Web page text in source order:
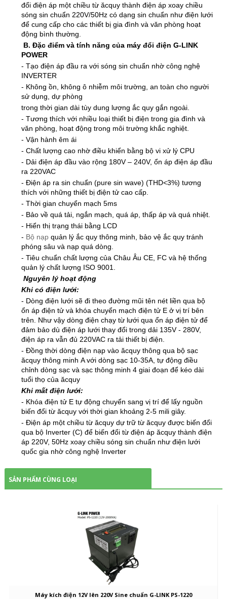
đổi điện áp một chiều từ ăcquy thành điện áp xoay chiều
sóng sin chuẩn 220V/50Hz có dạng sin chuẩn như điện lưới
để cung cấp cho các thiết bị gia đình và văn phòng hoạt
động bình thường.
B. Đặc điểm và tính năng của máy đổi điện G-LINK
POWER
- Tạo điện áp đầu ra với sóng sin chuẩn nhờ công nghệ
INVERTER
- Không ồn, không ô nhiễm môi trường, an toàn cho người
sử dụng, dự phòng
trong thời gian dài tùy dung lượng ắc quy gắn ngoài.
- Tương thích với nhiều loại thiết bị điện trong gia đình và
văn phòng, hoạt động trong môi trường khắc nghiệt.
- Vận hành êm ái
- Chất lượng cao nhờ điều khiển bằng bộ vi xử lý CPU
- Dải điện áp đầu vào rộng 180V – 240V, ổn áp điện áp đầu
ra 220VAC
- Điện áp ra sin chuẩn (pure sin wave) (THD<3%) tương
thích với những thiết bị điện tử cao cấp.
- Thời gian chuyển mạch 5ms
- Bảo về quá tải, ngắn mạch, quá áp, thấp áp và quá nhiệt.
- Hiển thị trạng thái bằng LCD
- Bộ nạp quản lý ắc quy thông minh, bảo vệ ắc quy tránh
phóng sâu và nạp quá dòng.
- Tiêu chuẩn chất lượng của Châu Âu CE, FC và hệ thống
quản lý chất lượng ISO 9001.
Nguyên lý hoạt động
Khi có điện lưới:
- Dòng điện lưới sẽ đi theo đường mũi tên nét liền qua bộ
ổn áp điện tử và khóa chuyển mạch điện tử E ở vị trí bên
trên. Như vậy dòng điện chạy từ lưới qua ổn áp điện tử để
đảm bảo dù điện áp lưới thay đổi trong dải 135V - 280V,
điện áp ra vẫn đủ 220VAC ra tải thiết bị điện.
- Đồng thời dòng điện nạp vào ăcquy thông qua bộ sạc
ăcquy thông minh A với dòng sạc 10-35A, tự động điều
chỉnh dòng sạc và sạc thông minh 4 giai đoạn để kéo dài
tuổi thọ của ăcquy
Khi mất điện lưới:
- Khóa điện tử E tự động chuyển sang vị trí để lấy nguồn
biến đổi từ ăcquy với thời gian khoảng 2-5 mili giây.
- Điện áp một chiều từ ăcquy dự trữ từ ăcquy được biến đổi
qua bộ Inverter (C) để biến đổi từ điện áp ăcquy thành điện
áp 220V, 50Hz xoay chiều sóng sin chuẩn như điện lưới
quốc gia nhờ công nghệ Inverter
SẢN PHẨM CÙNG LOẠI
Máy kích điện 12V lên 220V Sine chuẩn G-LINK PS-1220